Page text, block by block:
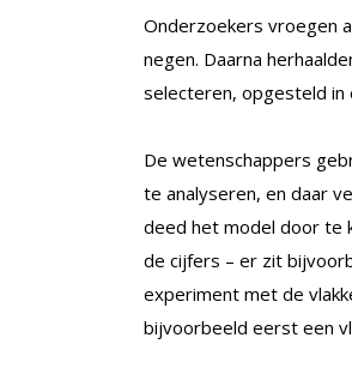
Onderzoekers vroegen
negen. Daarna
selecteren, opgesteld in
De wetenschappers
te analyseren, en daar
deed het model door te
de cijfers – er zit
experiment met de
bijvoorbeeld eerst een